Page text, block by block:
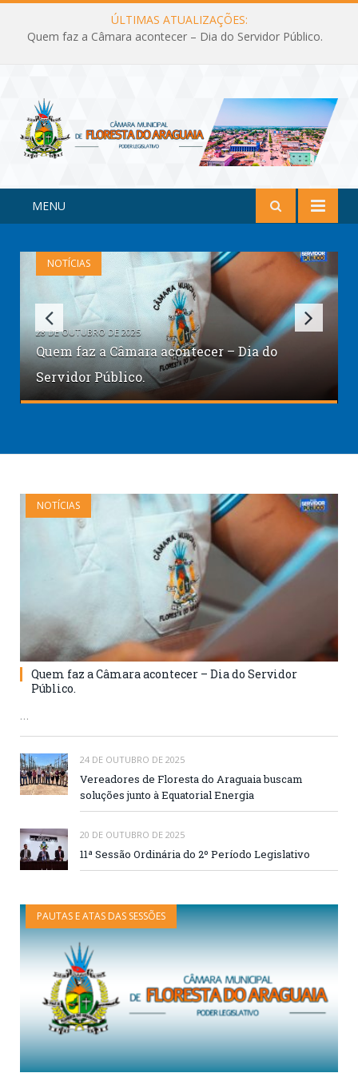
ÚLTIMAS ATUALIZAÇÕES:
Quem faz a Câmara acontecer – Dia do Servidor Público.
MENU
NOTÍCIAS
28 DE OUTUBRO DE 2025
Quem faz a Câmara acontecer – Dia do
Servidor Público.
NOTÍCIAS
Quem faz a Câmara acontecer – Dia do Servidor
Público.
…
24 DE OUTUBRO DE 2025
Vereadores de Floresta do Araguaia buscam
soluções junto à Equatorial Energia
20 DE OUTUBRO DE 2025
11ª Sessão Ordinária do 2º Período Legislativo
PAUTAS E ATAS DAS SESSÕES